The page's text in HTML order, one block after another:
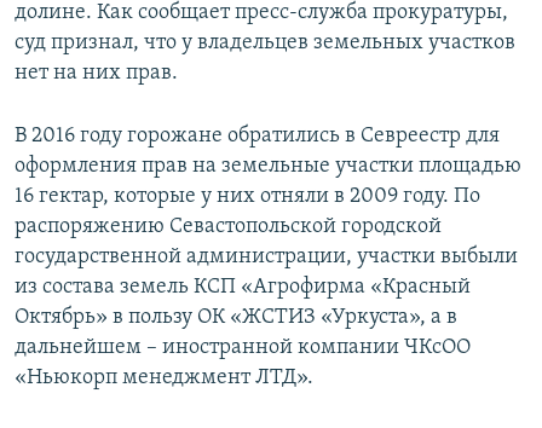
долине. Как сообщает пресс-служба прокуратуры,
суд признал, что у владельцев земельных участков
нет на них прав.
В 2016 году горожане обратились в Севреестр для
оформления прав на земельные участки площадью
16 гектар, которые у них отняли в 2009 году. По
распоряжению Севастопольской городской
государственной администрации, участки выбыли
из состава земель КСП «Агрофирма «Красный
Октябрь» в пользу ОК «ЖСТИЗ «Уркуста», а в
дальнейшем – иностранной компании ЧКсОО
«Ньюкорп менеджмент ЛТД».